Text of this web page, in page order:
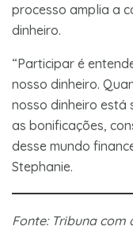
processo amplia a
dinheiro.
“Participar é
nosso dinheiro.
nosso dinheiro está
as bonificações,
desse mundo
Stephanie.
Fonte: Tribuna